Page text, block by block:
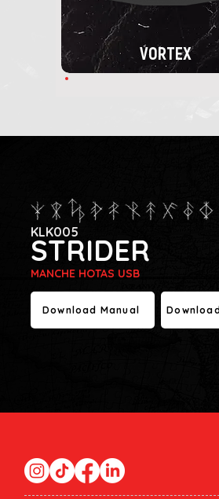
VORTEX
STRIDER
KLK005
MANCHE HOTAS USB
Download Manual